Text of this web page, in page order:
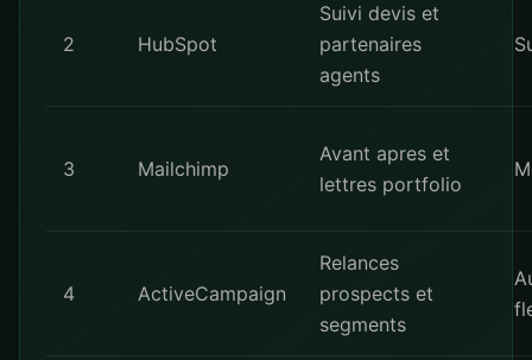
2 HubSpot
Suivi devis et
partenaires
agents
3 Mailchimp
Avant apres et
lettres portfolio
4 ActiveCampaign
Relances
prospects et
segments